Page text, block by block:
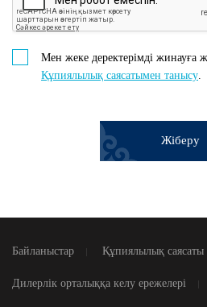
Мен жеке деректерімді жинауға
Құпиялылық саясатымен танысу
Жіберу
Байланыстар Құпиялылық саясаты
Дилерлік орталыққа келу ережелері